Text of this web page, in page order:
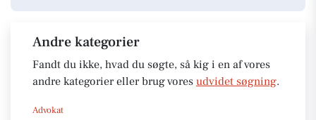
Andre kategorier
Fandt du ikke, hvad du søgte, så kig i en af vores
andre kategorier eller brug vores udvidet søgning.
Advokat